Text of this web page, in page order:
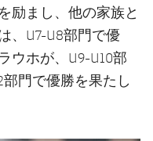
励まし、他の家族と
、U7-U8部門で優
ウホが、U9-U10部
部門で優勝を果たし